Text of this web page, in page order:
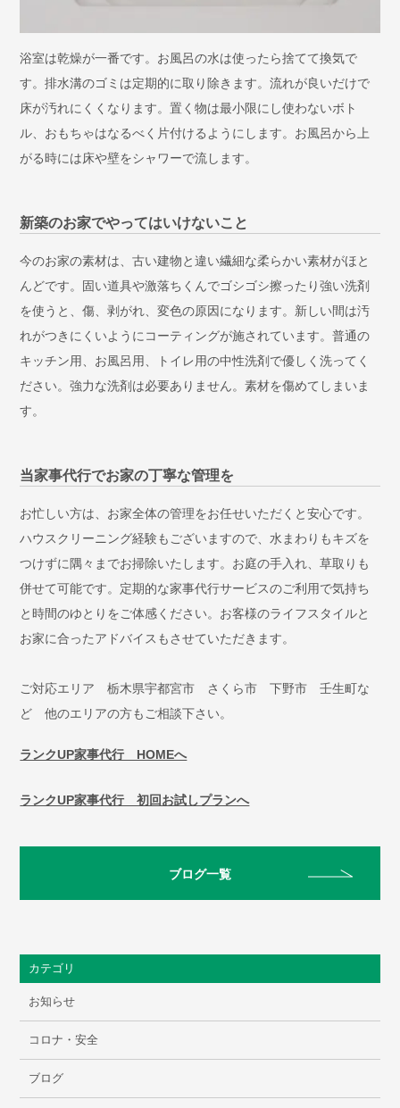
浴室は乾燥が一番です。お風呂の水は使ったら捨てて換気で
す。排水溝のゴミは定期的に取り除きます。流れが良いだけで
床が汚れにくくなります。置く物は最小限にし使わないボト
ル、おもちゃはなるべく片付けるようにします。お風呂から上
がる時には床や壁をシャワーで流します。
新築のお家でやってはいけないこと
今のお家の素材は、古い建物と違い繊細な柔らかい素材がほと
んどです。固い道具や激落ちくんでゴシゴシ擦ったり強い洗剤
を使うと、傷、剥がれ、変色の原因になります。新しい間は汚
れがつきにくいようにコーティングが施されています。普通の
キッチン用、お風呂用、トイレ用の中性洗剤で優しく洗ってく
ださい。強力な洗剤は必要ありません。素材を傷めてしまいま
す。
当家事代行でお家の丁寧な管理を
お忙しい方は、お家全体の管理をお任せいただくと安心です。
ハウスクリーニング経験もございますので、水まわりもキズを
つけずに隅々までお掃除いたします。お庭の手入れ、草取りも
併せて可能です。定期的な家事代行サービスのご利用で気持ち
と時間のゆとりをご体感ください。お客様のライフスタイルと
お家に合ったアドバイスもさせていただきます。
ご対応エリア 栃木県宇都宮市 さくら市 下野市 壬生町な
ど 他のエリアの方もご相談下さい。
ランクUP家事代行 HOMEへ
ランクUP家事代行 初回お試しプランへ
ブログ一覧
カテゴリ
お知らせ
コロナ・安全
ブログ